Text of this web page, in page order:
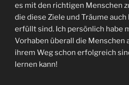
es mit den richtigen Menschen
die diese Ziele und Träume
erfüllt sind. Ich persönlich habe
Vorhaben überall die Menschen
ihrem Weg schon erfolgreich
lernen kann!